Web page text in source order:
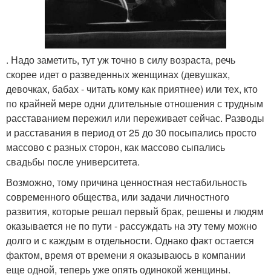
. Надо заметить, тут уж точно в силу возраста, речь
скорее идет о разведенных женщинах (девушках,
девочках, бабах - читать кому как приятнее) или тех, кто
по крайней мере одни длительные отношения с трудным
расставанием пережил или переживает сейчас. Разводы
и расставания в период от 25 до 30 посыпались просто
массово с разных сторон, как массово сыпались
свадьбы после университета.
Возможно, тому причина ценностная нестабильность
современного общества, или задачи личностного
развития, которые решал первый брак, решены и людям
оказывается не по пути - рассуждать на эту тему можно
долго и с каждым в отдельности. Однако факт остается
фактом, время от времени я оказываюсь в компании
еще одной, теперь уже опять одинокой женщины.